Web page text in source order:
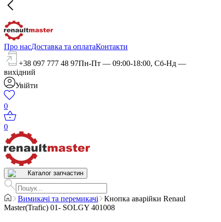
Про насДоставка та оплатаКонтакти
+38 097 777 48 97Пн-Пт — 09:00-18:00, Сб-Нд —
вихідний
Увійти
0
0
Каталог запчастин
Вимикачі та перемикачі
Кнопка аварійки Renaul
Master(Trafic) 01- SOLGY 401008